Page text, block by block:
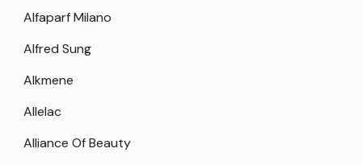
Alfaparf Milano
Alfred Sung
Alkmene
Allelac
Alliance Of Beauty